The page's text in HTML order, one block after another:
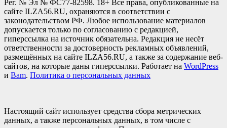
Рег. № Эл № ФС77-82598. 18+ Все права, опубликованные на
сайте ILZA56.RU, охраняются в соответствии с
законодательством РФ. Любое использование материалов
допускается только по согласованию с редакцией,
гиперссылка на источник обязательна. Редакция не несёт
ответственности за достоверность рекламных объявлений,
размещённых на сайте ILZA56.RU, а также за содержание веб-
сайтов, на которые даны гиперссылки. Работает на WordPress
и Bam. Политика о персональных данных
Настоящий сайт использует средства сбора метрических
данных, а также персональных данных, в том числе с